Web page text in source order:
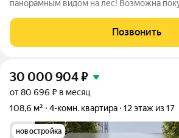
панорамным видом на лес! Возможна
клиентов Самолет Плюс. Большая
проект квартиры в подарок! Вид,
Позвонить
30 000 904₽
от 80 696 ₽ в месяц
108,6 м²
4-комн. квартира 12 этаж из 17
новостройка